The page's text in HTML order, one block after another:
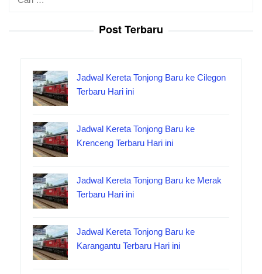
Post Terbaru
Jadwal Kereta Tonjong Baru ke Cilegon
Terbaru Hari ini
Jadwal Kereta Tonjong Baru ke
Krenceng Terbaru Hari ini
Jadwal Kereta Tonjong Baru ke Merak
Terbaru Hari ini
Jadwal Kereta Tonjong Baru ke
Karangantu Terbaru Hari ini